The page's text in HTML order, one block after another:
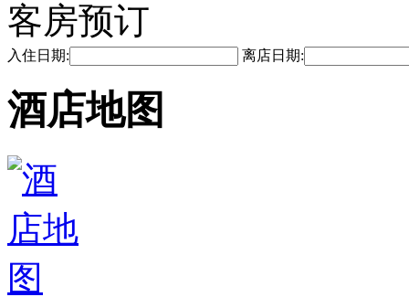
客房预订
入住日期: 离店日期:
酒店地图